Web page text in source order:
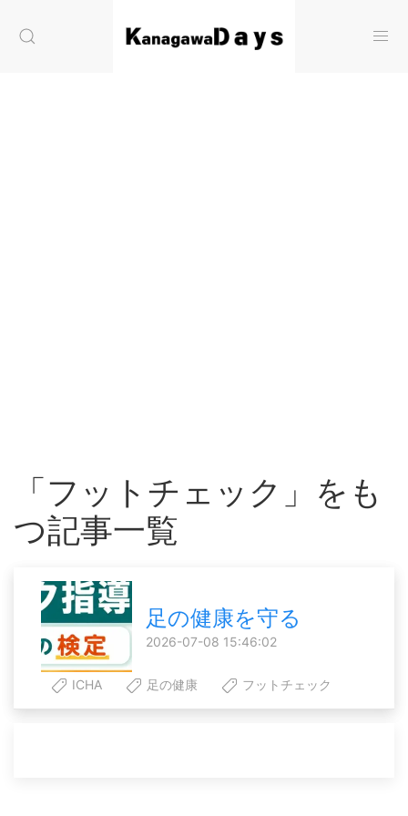
「フットチェック」をも
つ記事一覧
足の健康を守る
2026-07-08 15:46:02
ICHA 足の健康 フットチェック